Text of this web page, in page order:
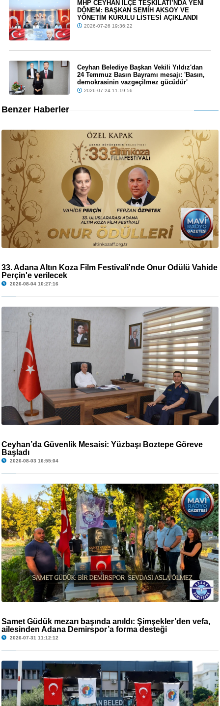
MHP CEYHAN İLÇE TEŞKİLATI’NDA YENİ
DÖNEM: BAŞKAN SEMİH AKSOY VE
YÖNETİM KURULU LİSTESİ AÇIKLANDI
2026-07-26 19:36:22
Ceyhan Belediye Başkan Vekili Yıldız'dan
24 Temmuz Basın Bayramı mesajı: 'Basın,
demokrasinin vazgeçilmez gücüdür'
2026-07-24 11:19:56
Benzer Haberler
33. Adana Altın Koza Film Festivali'nde Onur Ödülü Vahide
Perçin'e verilecek
2026-08-04 10:27:16
Ceyhan’da Güvenlik Mesaisi: Yüzbaşı Boztepe Göreve
Başladı
2026-08-03 16:55:04
Samet Güdük mezarı başında anıldı: Şimşekler’den vefa,
ailesinden Adana Demirspor’a forma desteği
2026-07-31 11:12:12